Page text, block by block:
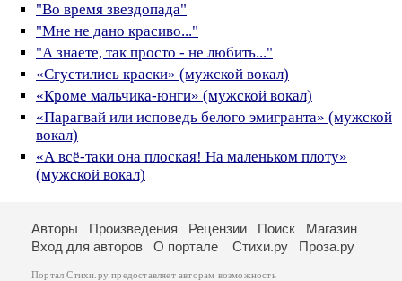
"Во время звездопада"
"Мне не дано красиво..."
"А знаете, так просто - не любить..."
«Сгустились краски» (мужской вокал)
«Кроме мальчика-юнги» (мужской вокал)
«Парагвай или исповедь белого эмигранта» (мужской
вокал)
«А всё-таки она плоская! На маленьком плоту»
(мужской вокал)
Авторы Произведения Рецензии Поиск
Магазин
Вход для авторов
О портале Стихи.ру Проза.ру
Портал Стихи.ру предоставляет авторам возможность